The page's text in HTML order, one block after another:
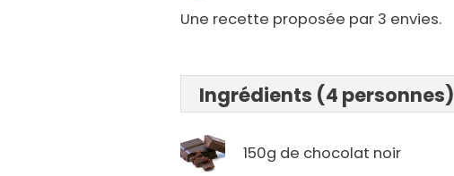
Une recette proposée par 3 envies.
Ingrédients (4 personnes)
150g de chocolat noir